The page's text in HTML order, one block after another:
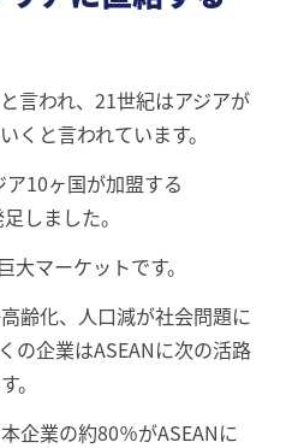
⾔われ、21世紀はアジアが
くと⾔われています。
10ヶ国が加盟する
しました。
⼤マーケットです。
齢化、⼈⼝減が社会問題に
の企業はASEANに次の活路
。
企業の約80％がASEANに